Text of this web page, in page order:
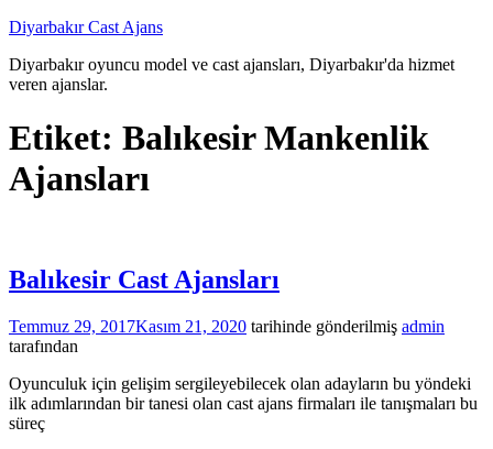
İçeriğe
Diyarbakır Cast Ajans
Diyarbakır oyuncu model ve cast ajansları, Diyarbakır'da hizmet
veren ajanslar.
Etiket: Balıkesir Mankenlik
Ajansları
Balıkesir Cast Ajansları
Temmuz 29, 2017Kasım 21, 2020 tarihinde gönderilmiş admin
tarafından
Oyunculuk için gelişim sergileyebilecek olan adayların bu yöndeki
ilk adımlarından bir tanesi olan cast ajans firmaları ile tanışmaları bu
süreç